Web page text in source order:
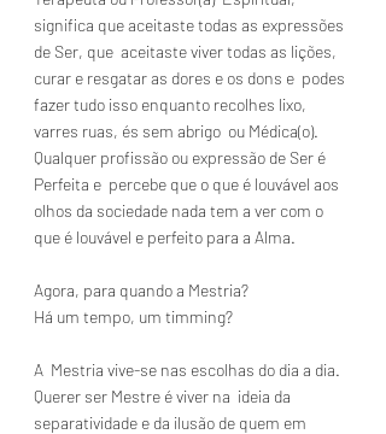
significa que aceitaste todas as expressões
de Ser, que  aceitaste viver todas as lições,
curar e resgatar as dores e os dons e  podes
fazer tudo isso enquanto recolhes lixo,
varres ruas, és sem abrigo  ou Médica(o).
Qualquer profissão ou expressão de Ser é
Perfeita e  percebe que o que é louvável aos
olhos da sociedade nada tem a ver com o
que é louvável e perfeito para a Alma.
Agora, para quando a Mestria?
Há um tempo, um timming?
A  Mestria vive-se nas escolhas do dia a dia.
Querer ser Mestre é viver na  ideia da
separatividade e da ilusão de quem em